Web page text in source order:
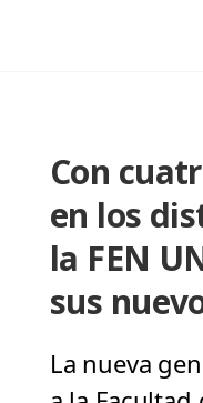
Con
en los
la FEN
sus
La nueva